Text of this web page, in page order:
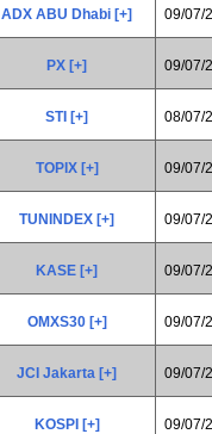
ADX ABU Dhabi [+] 09/07/
PX [+] 09/07/
STI [+] 08/07/
TOPIX [+] 09/07/
TUNINDEX [+] 09/07/
KASE [+] 09/07/
OMXS30 [+] 09/07/
JCI Jakarta [+] 09/07/
KOSPI [+] 09/07/